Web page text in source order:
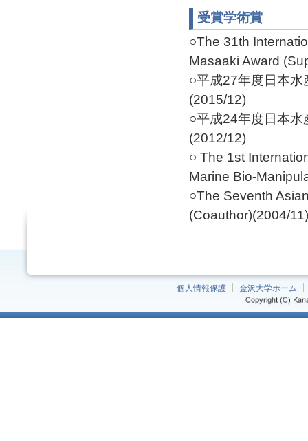
受賞学術賞
○The 31th
Masaaki Award
○平成27年度日本水
(2015/12)
○平成24年度日本水
(2012/12)
○ The 1st
Marine Bio-
○The Seventh
(Coauthor)(2004/11)
個人情報保護 金沢大学ホーム